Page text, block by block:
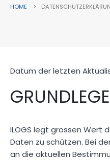
HOME
Datum der letzten
ILOGS legt grossen Wert
Daten zu schützen. Bei
an die aktuellen